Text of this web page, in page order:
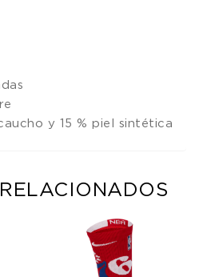
y 15 % piel sintética